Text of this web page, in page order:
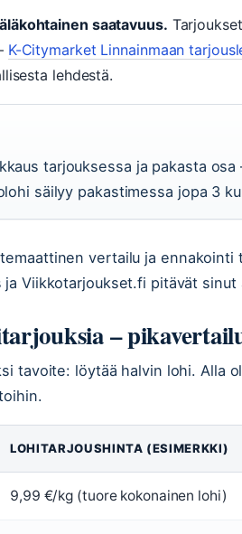
saatavuus.
K-Citymarket Linnainmaan
lehdestä.
tarjouksessa ja pakasta
säilyy pakastimessa jopa 3
vertailu ja ennakointi
ja Viikkotarjoukset.fi pitävät sinut
–
tavoite: löytää halvin lohi. Alla
LOHITARJOUSHINTA (ESIMERKKI)
9,99 €/kg (tuore kokonainen lohi)